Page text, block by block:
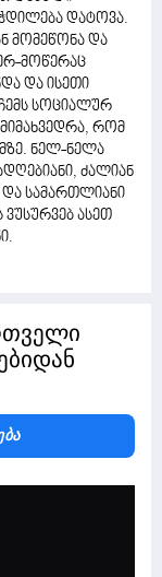
დატოვა.
მომეწონა და
მოწერაც
და ისეთი
ჩემს სოციალურ
რომ
ნელ-ნელა
ძალიან
სამართლიანი
ვუსურვებ ასეთ